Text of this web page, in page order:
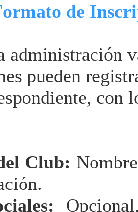
de
administración
pueden
con
Club: